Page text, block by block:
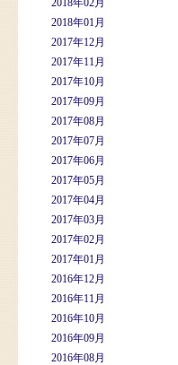
2018年02月
2018年01月
2017年12月
2017年11月
2017年10月
2017年09月
2017年08月
2017年07月
2017年06月
2017年05月
2017年04月
2017年03月
2017年02月
2017年01月
2016年12月
2016年11月
2016年10月
2016年09月
2016年08月